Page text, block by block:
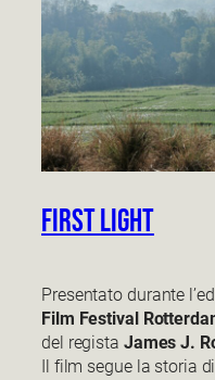
First Light
Presentato durante
Film Festival
del regista James J.
Il film segue la storia